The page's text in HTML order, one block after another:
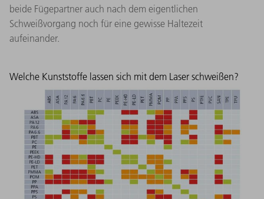
beide Fügepartner auch nach dem eigentlichen
Schweißvorgang noch für eine gewisse Haltezeit
aufeinander.
Welche Kunststoffe lassen sich mit dem Laser schweißen?